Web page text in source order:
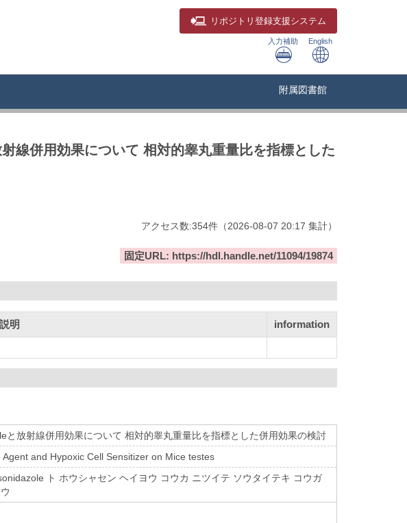
リポジトリ 登録支援システム
入力補助 English
附属図書館
併用効果について 相対的睾丸重量比を指標とした
アクセス数:354件 （2026-08-07 20:17 集計）
固定URL: https://hdl.handle.net/11094/19874
説明 information
放射線併用効果について 相対的睾丸重量比を指標とした併用効果の検討
and Hypoxic Cell Sensitizer on Mice testes
ト ホウシャセン ヘイヨウ コウカ ニツイテ ソウタイテキ コウガ